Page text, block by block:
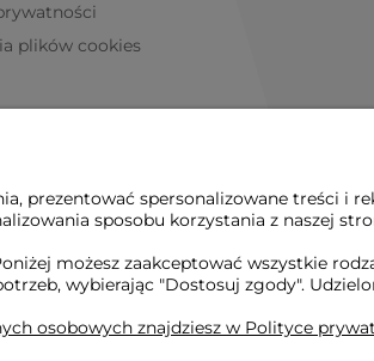
plików cookies
prezentować spersonalizowane treści i
sposobu korzystania z naszej
możesz zaakceptować wszystkie
wybierając "Dostosuj zgody".
osobowych znajdziesz w Polityce